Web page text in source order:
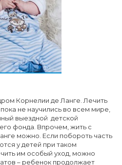
Корнелии де Ланге. Лечить
не научились во всем мире,
выездной детской
фонда. Впрочем, жить с
можно. Если побороть часть
у детей при таком
им особый уход, можно
– ребенок продолжает